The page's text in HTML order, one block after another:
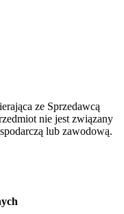
ze Sprzedawcą
nie jest związany
lub zawodową.